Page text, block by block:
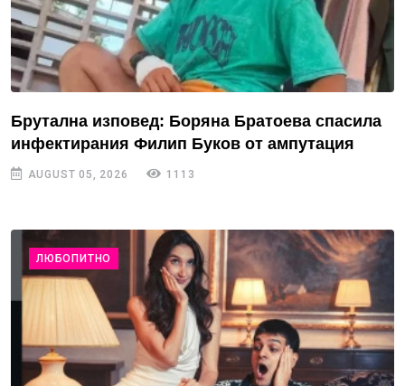
Брутална изповед: Боряна Братоева спасила
инфектирания Филип Буков от ампутация
AUGUST 05, 2026 1113
ЛЮБОПИТНО